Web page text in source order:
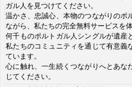
ガル人を見つけてください。
温かさ、忠誠心、本物のつながりのポ
ながら、私たちの完全無料サービスを
何千ものポルトガル人シングルが遺産
私たちのコミュニティを通じて有意義
ています。
心に触れ、一生続くつながりへとあな
じてください。